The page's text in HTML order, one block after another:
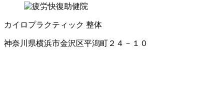
カイロプラクティック 整体
神奈川県横浜市金沢区平潟町２４－１０